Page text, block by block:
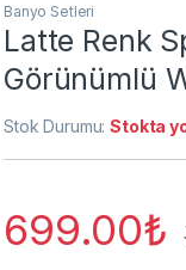
Banyo Setleri
Latte Renk
Görünümlü
Stok Durumu:Stokta
699.00₺